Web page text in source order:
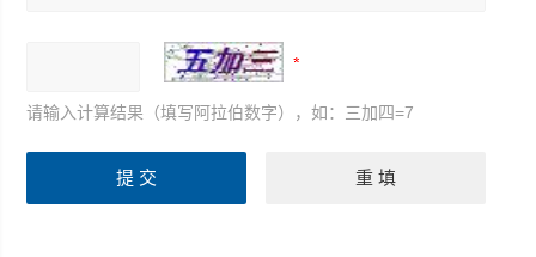
请输入计算结果（填写阿拉伯数字），如：三加四=7